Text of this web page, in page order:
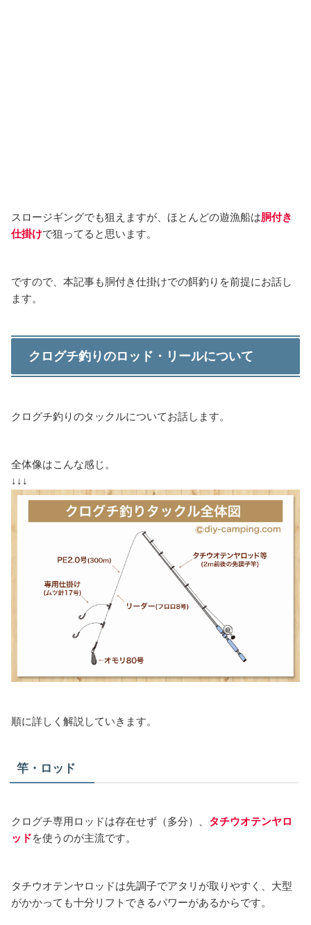
スロージギングでも狙えますが、ほとんどの遊漁船は胴付き
仕掛けで狙ってると思います。
ですので、本記事も胴付き仕掛けでの餌釣りを前提にお話し
ます。
クログチ釣りのロッド・リールについて
クログチ釣りのタックルについてお話します。
全体像はこんな感じ。
↓↓↓
順に詳しく解説していきます。
竿・ロッド
クログチ専用ロッドは存在せず（多分）、 タチウオテンヤロ
ッドを使うのが主流です。
タチウオテンヤロッドは先調子でアタリが取りやすく、大型
がかかっても十分リフトできるパワーがあるからです。